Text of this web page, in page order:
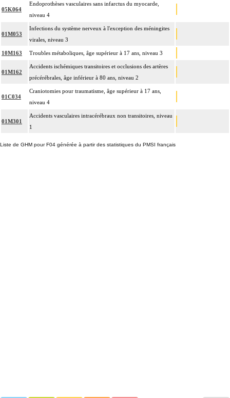
05K064
Endoprothèses vasculaires sans infarctus du myocarde,
niveau 4
01M053
Infections du système nerveux à l'exception des méningites
virales, niveau 3
10M163 Troubles métaboliques, âge supérieur à 17 ans, niveau 3
01M162
Accidents ischémiques transitoires et occlusions des artères
précérébrales, âge inférieur à 80 ans, niveau 2
01C034
Craniotomies pour traumatisme, âge supérieur à 17 ans,
niveau 4
01M301
Accidents vasculaires intracérébraux non transitoires, niveau
1
Liste de GHM pour F04 générée à partir des statistiques du PMSI français